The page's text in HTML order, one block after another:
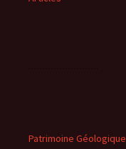
Patrimoine Géologique